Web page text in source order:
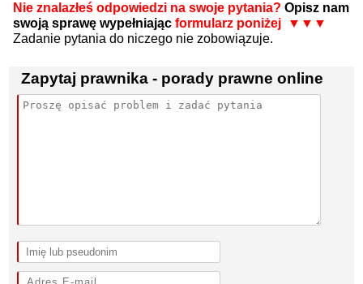
Nie znalazłeś odpowiedzi na swoje pytania? Opisz nam
swoją sprawę wypełniającformularz poniżej ▼▼▼
Zadanie pytania do niczego nie zobowiązuje.
Zapytaj prawnika - porady prawne online